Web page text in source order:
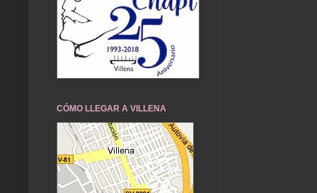
CÓMO LLEGAR A VILLENA